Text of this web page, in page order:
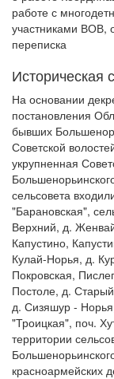
работе с
участниками ВОВ,
переписка
Историческая
На основании
постановления
бывших
Советской
укрупненная
сельсовета
"Барановская",
Верхний, д.
Капустино,
Кулай-Норья, д.
Покровская,
Постоле, д.
д. Сизяшур -
"Троицкая", поч.
территории
красноармейских